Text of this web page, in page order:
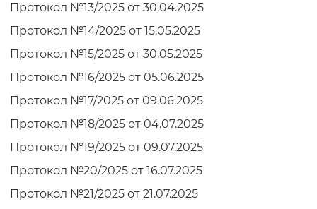
Протокол №13/2025 от 30.04.2025
Протокол №14/2025 от 15.05.2025
Протокол №15/2025 от 30.05.2025
Протокол №16/2025 от 05.06.2025
Протокол №17/2025 от 09.06.2025
Протокол №18/2025 от 04.07.2025
Протокол №19/2025 от 09.07.2025
Протокол №20/2025 от 16.07.2025
Протокол №21/2025 от 21.07.2025